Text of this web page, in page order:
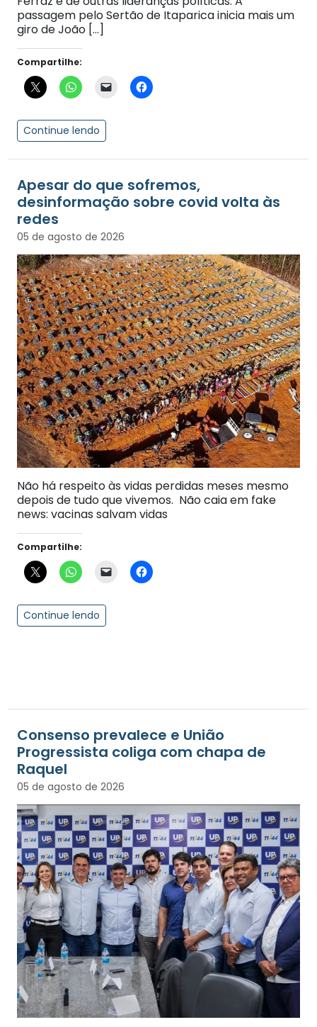
passagem pelo Sertão de Itaparica inicia mais um
giro de João […]
Compartilhe:
Continue lendo
Apesar do que sofremos,
desinformação sobre covid volta às
redes
05 de agosto de 2026
Não há respeito às vidas perdidas meses mesmo
depois de tudo que vivemos. Não caia em fake
news: vacinas salvam vidas
Compartilhe:
Continue lendo
Consenso prevalece e União
Progressista coliga com chapa de
Raquel
05 de agosto de 2026